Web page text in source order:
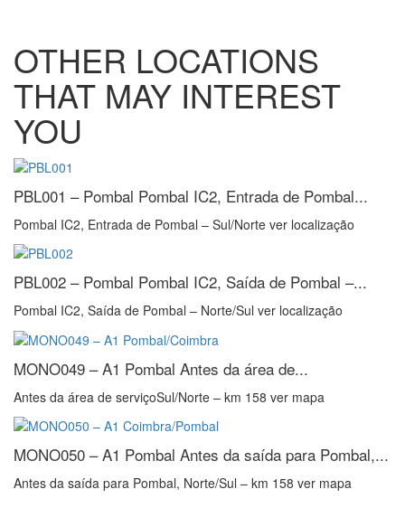
OTHER LOCATIONS
THAT MAY INTEREST
YOU
PBL001 – Pombal Pombal IC2, Entrada de Pombal...
Pombal IC2, Entrada de Pombal – Sul/Norte ver localização
PBL002 – Pombal Pombal IC2, Saída de Pombal –...
Pombal IC2, Saída de Pombal – Norte/Sul ver localização
MONO049 – A1 Pombal Antes da área de...
Antes da área de serviçoSul/Norte – km 158 ver mapa
MONO050 – A1 Pombal Antes da saída para Pombal,...
Antes da saída para Pombal, Norte/Sul – km 158 ver mapa